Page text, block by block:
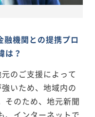
機関との提携プロ
は？
元のご支援によって
いため、地域内の
そのため、地元新聞
、インターネットで